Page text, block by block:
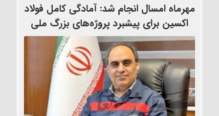
مهرماه امسال انجام شد: آمادگی کامل فولاد
اکسین برای پیشبرد پروژه‌های بزرگ ملی